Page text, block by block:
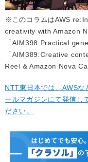
※このコラムはAWS
creativity with Amazon
「AIM398:Practical
「AIM389:Creative
Reel & Amazon Nova
NTT東日本では、AWSな
ールマガジンにて発信し
ださい。